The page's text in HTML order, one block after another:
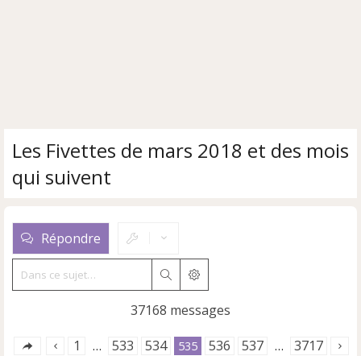
Les Fivettes de mars 2018 et des mois
qui suivent
Répondre
RechercherRecherche avancée
37168 messages
1 … 533 534 535 536 537 … 3717